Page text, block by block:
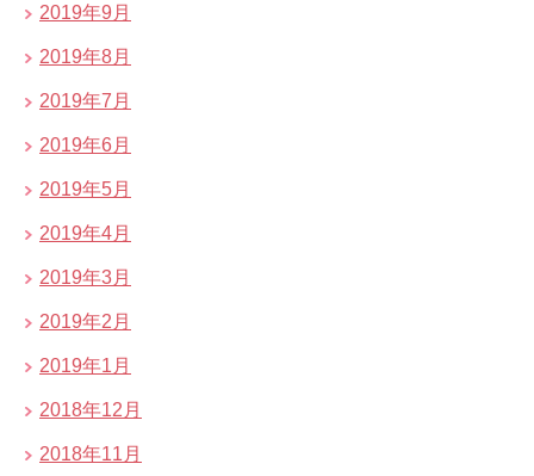
2019年9月
2019年8月
2019年7月
2019年6月
2019年5月
2019年4月
2019年3月
2019年2月
2019年1月
2018年12月
2018年11月